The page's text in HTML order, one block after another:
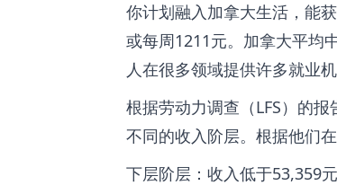
你计划融入加拿大生活，能
或每周1211元。加拿大平均
人在很多领域提供许多就业
根据劳动力调查（LFS）的
不同的收入阶层。根据他们
下层阶层：收入低于53,359